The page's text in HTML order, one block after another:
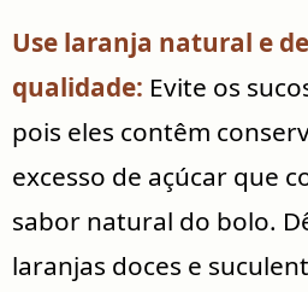
Use laranja natural e
qualidade: Evite os
pois eles contêm
excesso de açúcar que
sabor natural do bolo.
laranjas doces e